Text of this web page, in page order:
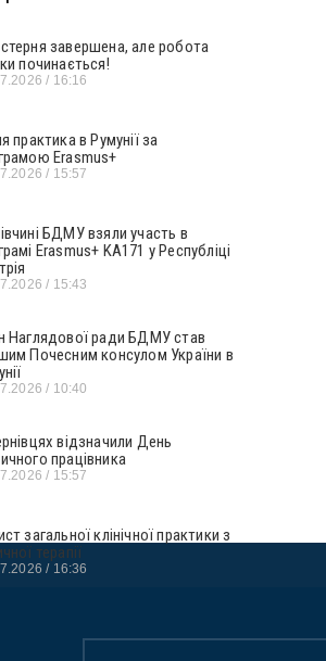
завершена, але робота
починається!
16:16
практика в Румунії за
Erasmus+
15:57
БДМУ взяли участь в
Erasmus+ KA171 у Республіці
15:43
Наглядової ради БДМУ став
Почесним консулом України в
10:40
відзначили День
працівника
15:57
загальної клінічної практики з
терапії
16:36